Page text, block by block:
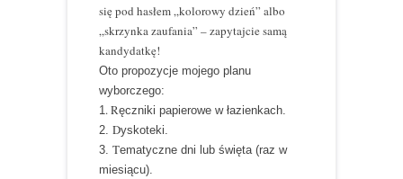
się pod hasłem „kolorowy dzień” albo
„skrzynka zaufania” – zapytajcie samą
kandydatkę!
Oto propozycje mojego planu
wyborczego:
1. Ręczniki papierowe w łazienkach.
2. Dyskoteki.
3. Tematyczne dni lub święta (raz w
miesiącu).